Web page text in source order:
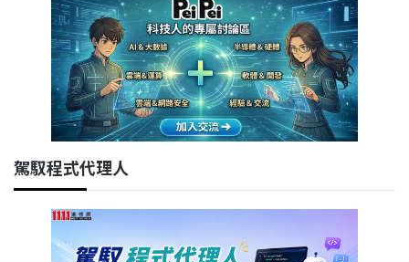
駕馭程式代理人